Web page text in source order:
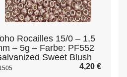
Rocailles 15/0 – 1,5
– 5g – Farbe: PF552
Sweet Blush
4,20 €